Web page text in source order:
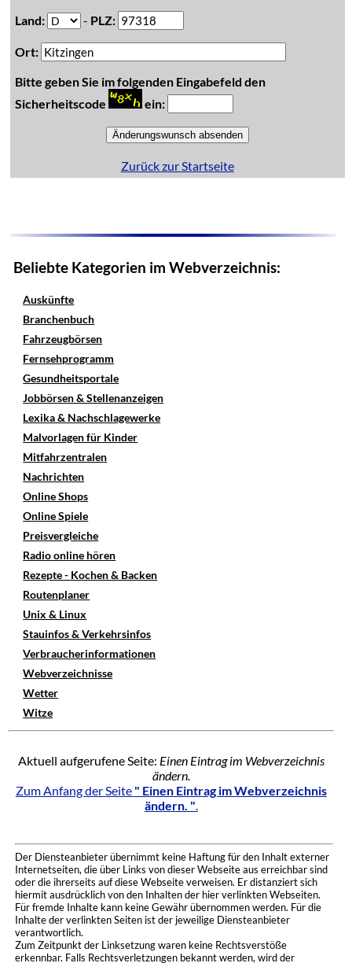
Land:
- PLZ:
Ort:
Bitte geben Sie im folgenden Eingabefeld den
Sicherheitscode
ein:
Zurück zur Startseite
Beliebte Kategorien im Webverzeichnis:
Auskünfte
Branchenbuch
Fahrzeugbörsen
Fernsehprogramm
Gesundheitsportale
Jobbörsen & Stellenanzeigen
Lexika & Nachschlagewerke
Malvorlagen für Kinder
Mitfahrzentralen
Nachrichten
Online Shops
Online Spiele
Preisvergleiche
Radio online hören
Rezepte - Kochen & Backen
Routenplaner
Unix & Linux
Stauinfos & Verkehrsinfos
Verbraucherinformationen
Webverzeichnisse
Wetter
Witze
Aktuell aufgerufene Seite: Einen Eintrag im Webverzeichnis
ändern.
Zum Anfang der Seite " Einen Eintrag im Webverzeichnis
ändern. ".
Der Diensteanbieter übernimmt keine Haftung für den Inhalt externer
Internetseiten, die über Links von dieser Webseite aus erreichbar sind
oder die ihrerseits auf diese Webseite verweisen. Er distanziert sich
hiermit ausdrücklich von den Inhalten der hier verlinkten Webseiten.
Für fremde Inhalte kann keine Gewähr übernommen werden. Für die
Inhalte der verlinkten Seiten ist der jeweilige Diensteanbieter
verantwortlich.
Zum Zeitpunkt der Linksetzung waren keine Rechtsverstöße
erkennbar. Falls Rechtsverletzungen bekannt werden, wird der